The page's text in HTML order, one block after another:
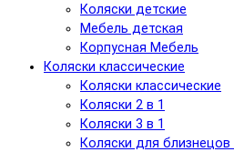
Коляски детские
Мебель детская
Корпусная Мебель
Коляски классические
Коляски классические
Коляски 2 в 1
Коляски 3 в 1
Коляски для близнецов